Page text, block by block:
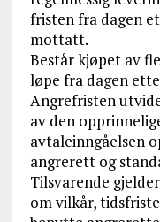
fristen fra dagen
mottatt.
Består kjøpet av
løpe fra dagen
Angrefristen
av den
avtaleinngåelsen
angrerett og
Tilsvarende
om vilkår,